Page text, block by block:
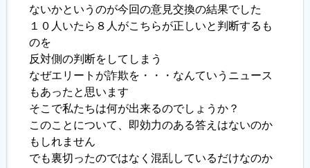
ないかというのが今回の意見交換の結果でした
１０人いたら８人がこちらが正しいと判断するも
のを
反対側の判断をしてしまう
なぜエリートが詐欺を・・・なんていうニュース
もあったと思います
そこで私たちは何が出来るのでしょうか？
このことについて、即効力のある答えはないのか
もしれません
でも裏切ったのではなく混乱しているだけなのか